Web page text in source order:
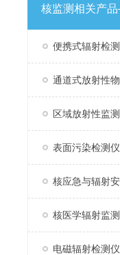
核监测相关产
便携式辐射检
通道式放射性
区域放射性监
表面污染检测仪
核应急与辐射
核医学辐射监
电磁辐射检测